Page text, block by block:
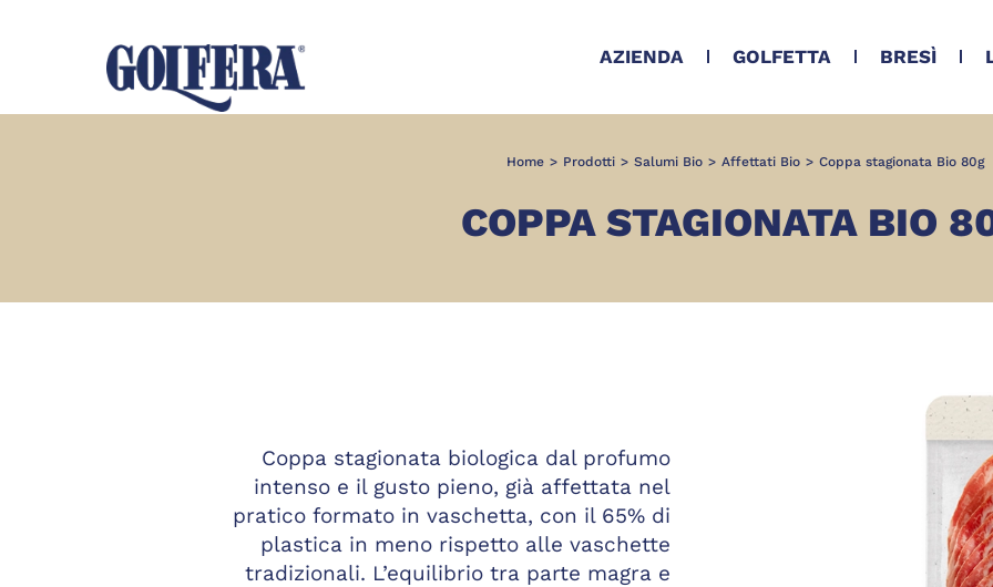
AZIENDA GOLFETTA BRESÌ
Home > Prodotti > Salumi Bio > Affettati Bio > Coppa stagionata Bio 80g
COPPA STAGIONATA BIO
Coppa stagionata biologica dal profumo
intenso e il gusto pieno, già affettata nel
pratico formato in vaschetta, con il 65% di
plastica in meno rispetto alle vaschette
tradizionali. L’equilibrio tra parte magra e